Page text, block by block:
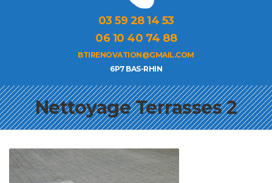
03 59 28 14 53
06 10 40 74 88
BTIRENOVATION@GMAIL.COM
6P7 BAS-RHIN
Nettoyage Terrasses 2